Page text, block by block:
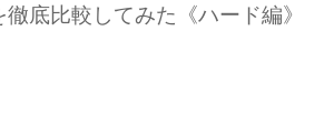
徹底比較してみた《ハード編》